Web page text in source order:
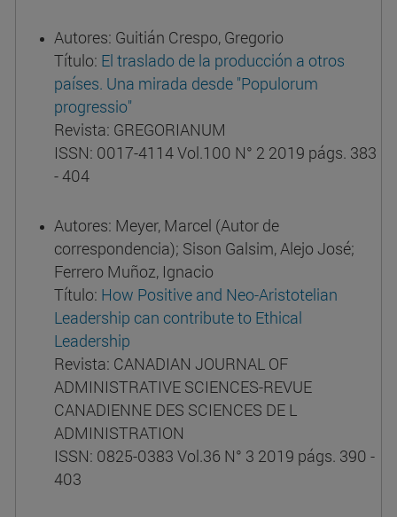
Autores: Guitián Crespo, Gregorio
Título: El traslado de la producción a otros
países. Una mirada desde "Populorum
progressio"
Revista: GREGORIANUM
ISSN: 0017-4114 Vol.100 N° 2 2019 págs. 383
- 404
Autores: Meyer, Marcel (Autor de
correspondencia); Sison Galsim, Alejo José;
Ferrero Muñoz, Ignacio
Título: How Positive and Neo-Aristotelian
Leadership can contribute to Ethical
Leadership
Revista: CANADIAN JOURNAL OF
ADMINISTRATIVE SCIENCES-REVUE
CANADIENNE DES SCIENCES DE L
ADMINISTRATION
ISSN: 0825-0383 Vol.36 N° 3 2019 págs. 390 -
403